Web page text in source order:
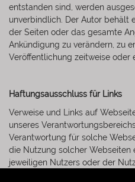
entstanden sind, werden
unverbindlich. Der Autor behält
der Seiten oder das gesamte
Ankündigung zu verändern, zu
Veröffentlichung zeitweise oder
Haftungsausschluss für Links
Verweise und Links auf
unseres
Verantwortung für solche
die Nutzung solcher Webseiten
jeweiligen Nutzers oder der